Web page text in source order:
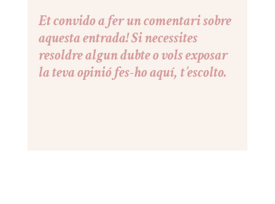
Et convido a fer un comentari sobre
aquesta entrada! Si necessites
resoldre algun dubte o vols exposar
la teva opinió fes-ho aquí, t’escolto.